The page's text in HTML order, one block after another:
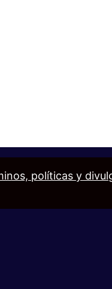
políticas y